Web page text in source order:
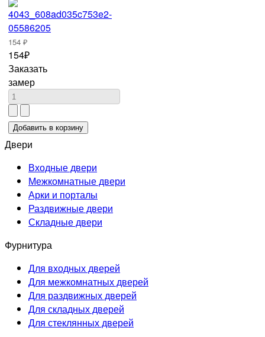
154 ₽
154₽
Заказать
замер
Двери
Входные двери
Межкомнатные двери
Арки и порталы
Раздвижные двери
Складные двери
Фурнитура
Для входных дверей
Для межкомнатных дверей
Для раздвижных дверей
Для складных дверей
Для стеклянных дверей